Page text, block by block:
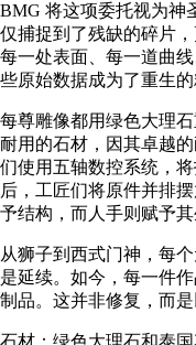
BMG 将这项委托视为神
仅捕捉到了残缺的碎片
每一处表面、每一道曲
些原始数据成为了重生的
每尊雕像都用绿色大理
耐用的石材，因其卓越
们使用五轴数控系统，
后，工匠们将原件并排
予结构，而人手则赋予其
从狮子到西式门神，每
是延续。如今，每一件
制品。这并非修复，而是